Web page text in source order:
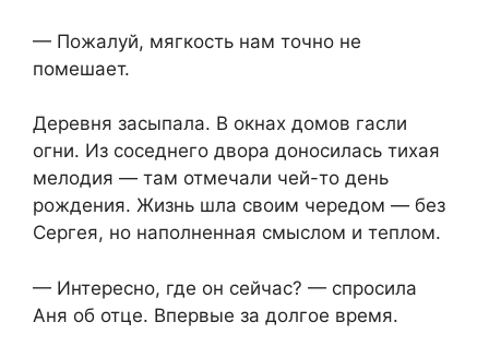
— Пожалуй, мягкость нам точно не
помешает.
Деревня засыпала. В окнах домов гасли
огни. Из соседнего двора доносилась тихая
мелодия — там отмечали чей-то день
рождения. Жизнь шла своим чередом — без
Сергея, но наполненная смыслом и теплом.
— Интересно, где он сейчас? — спросила
Аня об отце. Впервые за долгое время.